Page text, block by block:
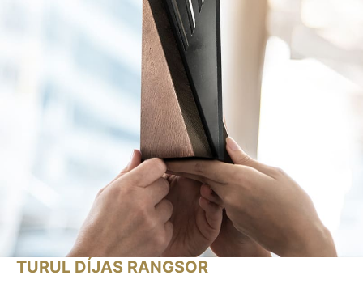
TURUL DÍJAS RANGSOR